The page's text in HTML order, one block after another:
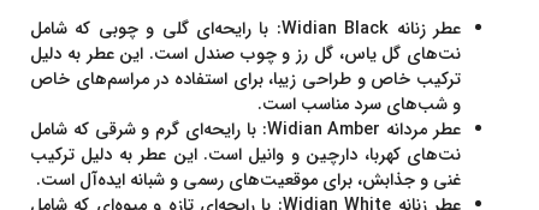
عطر زنانه Widian Black
: با رایحه‌ای گلی و چوبی که شامل
نت‌های گل یاس، گل رز و چوب صندل است. این عطر به دلیل
ترکیب خاص و طراحی زیبا، برای استفاده در مراسم‌های خاص
و شب‌های سرد مناسب است.
عطر مردانه Widian Amber
: با رایحه‌ای گرم و شرقی که شامل
نت‌های کهربا، دارچین و وانیل است. این عطر به دلیل ترکیب
غنی و جذابش، برای موقعیت‌های رسمی و شبانه ایده‌آل است.